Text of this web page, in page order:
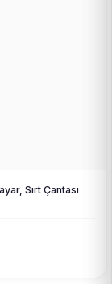
Sırt Çantası